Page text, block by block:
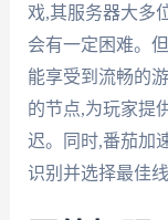
戏,其服务器大多
会有一定困难。
能享受到流畅的
的节点,为玩家提
迟。同时,番茄加
识别并选择最佳